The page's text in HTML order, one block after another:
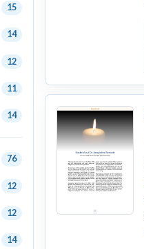
15
14
12
11
14
76
12
12
14